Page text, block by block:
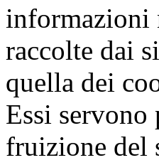
informazioni
raccolte dai
quella dei
Essi servono
fruizione del